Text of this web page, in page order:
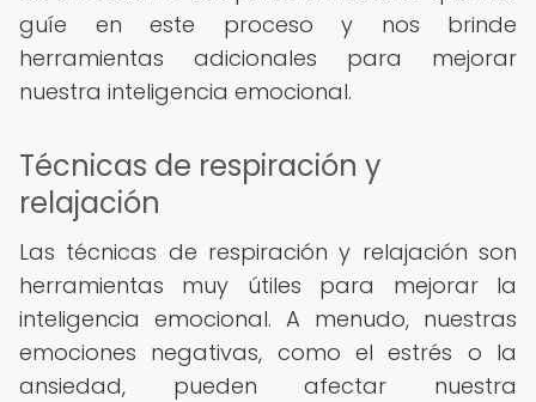
guíe en este proceso y nos brinde
herramientas adicionales para mejorar
nuestra inteligencia emocional.
Técnicas de respiración y
relajación
Las técnicas de respiración y relajación son
herramientas muy útiles para mejorar la
inteligencia emocional. A menudo, nuestras
emociones negativas, como el estrés o la
ansiedad, pueden afectar nuestra